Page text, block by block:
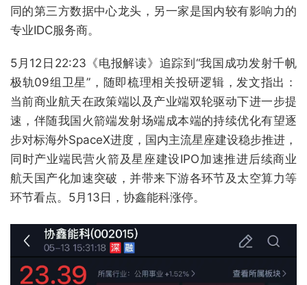
同的第三方数据中心龙头，另一家是国内较有影响力的
专业IDC服务商。
5月12日22:23《电报解读》追踪到“我国成功发射千帆
极轨09组卫星”，随即梳理相关投研逻辑，发文指出：
当前商业航天在政策端以及产业端双轮驱动下进一步提
速，伴随我国火箭端发射场端成本端的持续优化有望逐
步对标海外SpaceX进度，国内主流星座建设稳步推进，
同时产业端民营火箭及星座建设IPO加速推进后续商业
航天国产化加速突破，并带来下游各环节及太空算力等
环节看点。5月13日，协鑫能科涨停。